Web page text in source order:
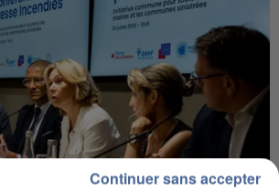
Continuer sans accepter